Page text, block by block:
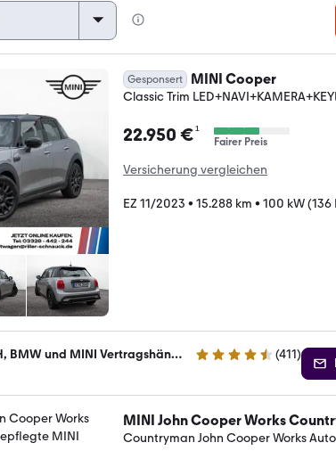
Gesponsert MINI Cooper
Classic Trim
22.950 €¹
Fairer Preis
Versicherung vergleichen
EZ 11/2023 • 15.288 km • 100 kW (136
Riller & Schnauck GmbH, BMW und MINI Vertragshändler 4.4 Sterne (411)
MINI John Cooper Works
Countryman John Cooper Works